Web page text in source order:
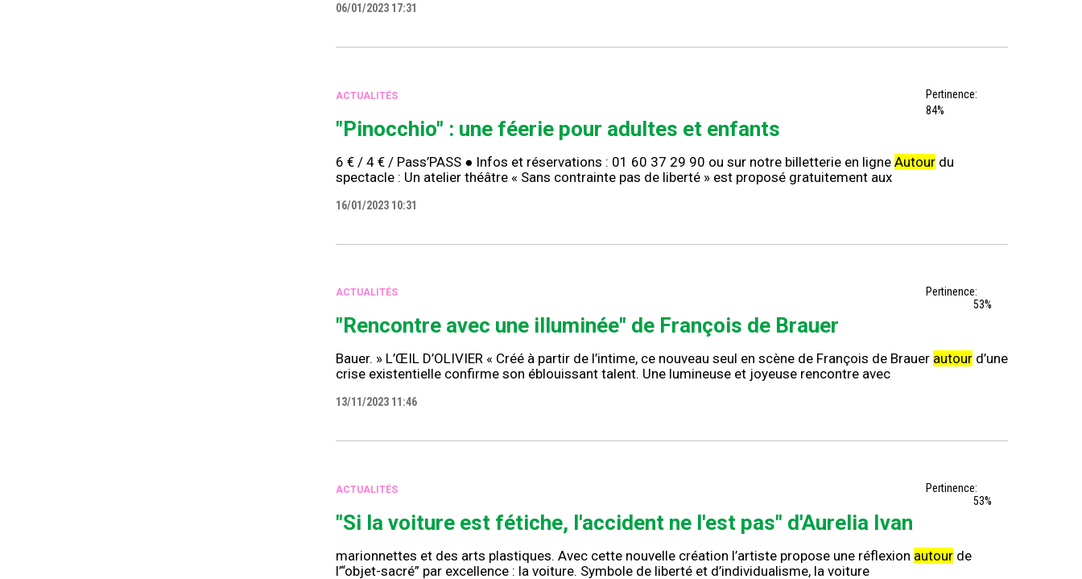
06/01/2023 17:31
ACTUALITÉS
Pertinence:
84%
"Pinocchio" : une féerie pour adultes et enfants
6 € / 4 € / Pass’PASS ● Infos et réservations : 01 60 37 29 90 ou sur notre billetterie en ligne Autourdu
spectacle : Un atelier théâtre « Sans contrainte pas de liberté » est proposé gratuitement aux
16/01/2023 10:31
ACTUALITÉS
Pertinence:
53%
"Rencontre avec une illuminée" de François de Brauer
Bauer. » L’ŒIL D’OLIVIER « Créé à partir de l’intime, ce nouveau seul en scène de François de Brauer autourd’une
crise existentielle confirme son éblouissant talent. Une lumineuse et joyeuse rencontre avec
13/11/2023 11:46
ACTUALITÉS
Pertinence:
53%
"Si la voiture est fétiche, l'accident ne l'est pas" d'Aurelia Ivan
marionnettes et des arts plastiques. Avec cette nouvelle création l’artiste propose une réflexion autourde
l’“objet-sacré” par excellence : la voiture. Symbole de liberté et d’individualisme, la voiture